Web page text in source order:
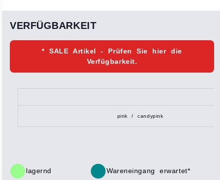
VERFÜGBARKEIT
* SALE Artikel - Prüfen Sie hier die
Verfügbarkeit.
pink / candypink
lagernd
Wareneingang erwartet*